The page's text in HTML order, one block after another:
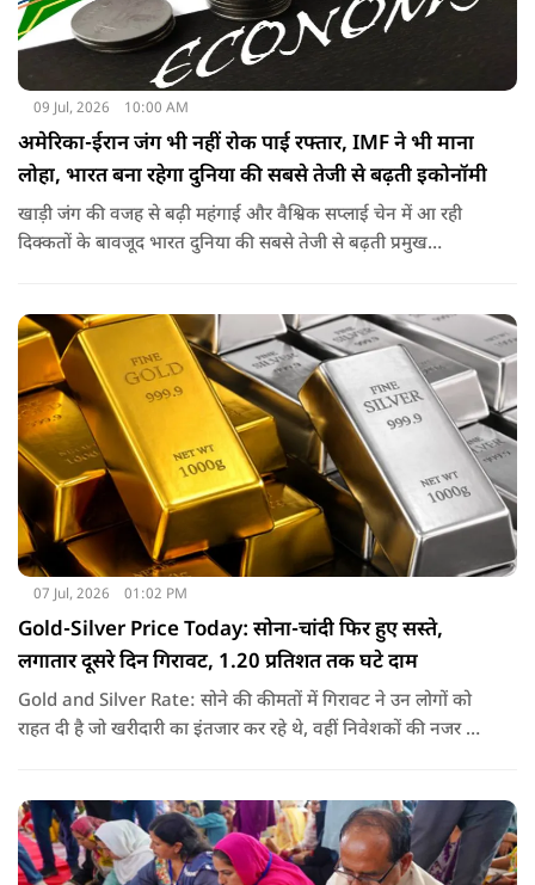
09 Jul, 2026 10:00 AM
अमेरिका-ईरान जंग भी नहीं रोक पाई रफ्तार, IMF ने भी माना
लोहा, भारत बना रहेगा दुनिया की सबसे तेजी से बढ़ती इकोनॉमी
खाड़ी जंग की वजह से बढ़ी महंगाई और वैश्विक सप्लाई चेन में आ रही
दिक्कतों के बावजूद भारत दुनिया की सबसे तेजी से बढ़ती प्रमुख
लिए सलाह भी दी गई है.
07 Jul, 2026 01:02 PM
Gold-Silver Price Today: सोना-चांदी फिर हुए सस्ते,
लगातार दूसरे दिन गिरावट, 1.20 प्रतिशत तक घटे दाम
Gold and Silver Rate: सोने की कीमतों में गिरावट ने उन लोगों को
राहत दी है जो खरीदारी का इंतजार कर रहे थे, वहीं निवेशकों की नजर अब